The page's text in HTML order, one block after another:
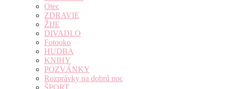
Otec
ZDRAVIE
ŽIJE
DIVADLO
Fotooko
HUDBA
KNIHY
POZVÁNKY
Rozprávky na dobrú noc
ŠPORT